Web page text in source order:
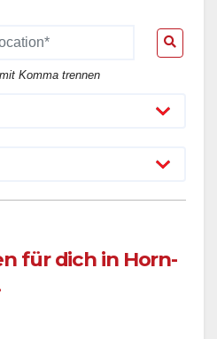
Komma trennen
für dich in Horn-